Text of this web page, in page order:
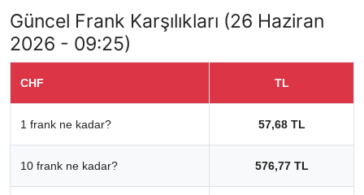
Güncel Frank Karşılıkları (26 Haziran
2026 - 09:25)
CHF TL
1 frank ne kadar? 57,68 TL
10 frank ne kadar? 576,77 TL